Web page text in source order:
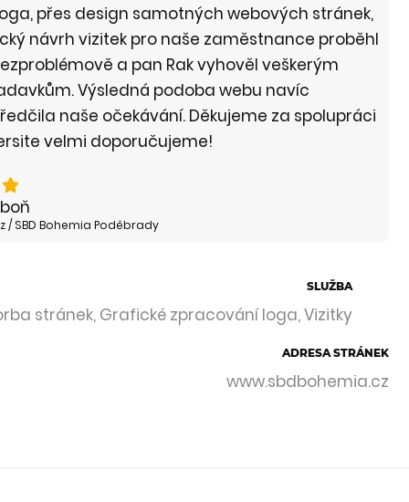
přes design samotných webových stránek,
návrh vizitek pro naše zaměstnance proběhl
a pan Rak vyhověl veškerým
Výsledná podoba webu navíc
naše očekávání. Děkujeme za spolupráci
velmi doporučujeme!
/ SBD Bohemia Poděbrady
SLUŽBA
stránek, Grafické zpracování loga, Vizitky
ADRESA STRÁNEK
www.sbdbohemia.cz